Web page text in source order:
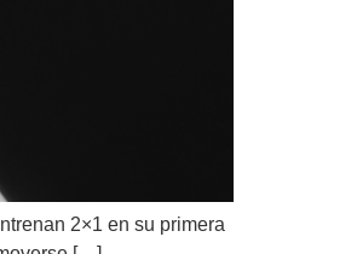
2×1 en su primera